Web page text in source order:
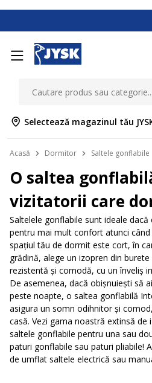
Selectează magazinul tău
Acasă Dormitor Saltele gonflabile
O saltea
vizitatorii care
Saltelele gonflabile sunt ideale
pentru mai mult confort atunci
spațiul tău de dormit este cort, în
grădină, alege un izopren din
rezistentă și comodă, cu un înveliș
De asemenea, dacă obișnuiești să
peste noapte, o saltea gonflabilă
asigura un somn odihnitor și
casă. Vezi gama noastră extinsă
saltele gonflabile pentru una sau
paturi gonflabile sau paturi pliabile!
de umflat saltele electrică sau